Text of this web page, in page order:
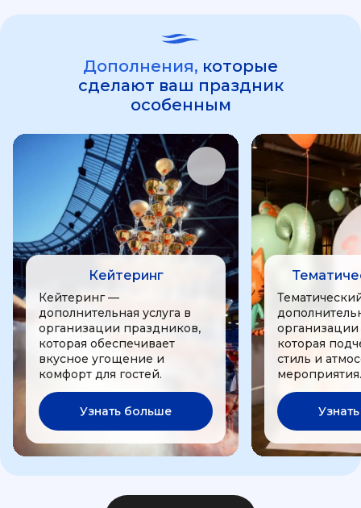
Дополнения, которые
сделают ваш праздник
особенным
Кейтеринг
Кейтеринг —
дополнительная услуга в
организации праздников,
которая обеспечивает
вкусное угощение и
комфорт для гостей.
Узнать больше
которая
стиль и
мероприятия.